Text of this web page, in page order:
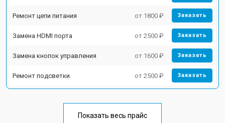
Ремонт цепи питания от 1800 ₽ Заказать
Замена HDMI порта от 2500 ₽ Заказать
Замена кнопок управления от 1600 ₽ Заказать
Ремонт подсветки от 2500 ₽ Заказать
Показать весь прайс